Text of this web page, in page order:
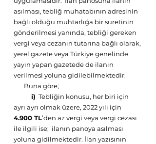
asılması, tebliğ muhatabının adresinin
bağlı olduğu muhtarlığa bir suretinin
gönderilmesi yanında, tebliği gereken
vergi veya cezanın tutarına bağlı olarak,
yerel gazete veya Türkiye genelinde
yayın yapan gazetede de ilanın
verilmesi yoluna gidilebilmektedir.
Buna göre;
i) Tebliğin konusu, her biri için
ayrı ayrı olmak üzere, 2022 yılı için
4.900 TL’den az vergi veya vergi cezası
ile ilgili ise;  ilanın panoya asılması
yoluna gidilmektedir. İlan yazısının